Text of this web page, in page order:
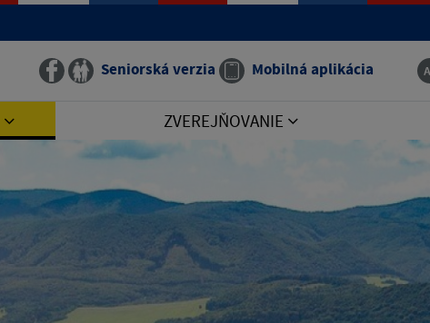
Seniorská verzia Mobilná aplikácia
ZVEREJŇOVANIE